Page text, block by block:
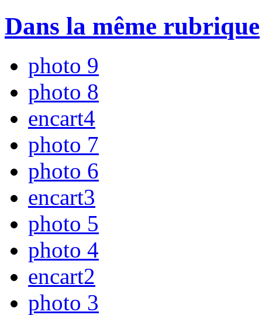
Dans la même rubrique
photo 9
photo 8
encart4
photo 7
photo 6
encart3
photo 5
photo 4
encart2
photo 3